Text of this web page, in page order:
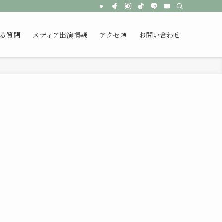
質問 メディア出演情報 アクセス お問い合わせ